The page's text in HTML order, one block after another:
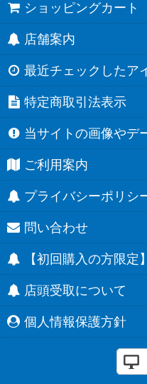
ショッピングカート
店舗案内
最近チェックしたア
特定商取引法表示
当サイトの画像やデ
ご利用案内
プライバシーポリシ
問い合わせ
【初回購入の方限
店頭受取について
個人情報保護方針